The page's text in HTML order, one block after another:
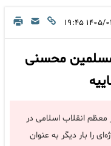
۱۴ ۱۹:۴۵
محسنی
انقلاب اسلامی در
را بار دیگر به عنوان